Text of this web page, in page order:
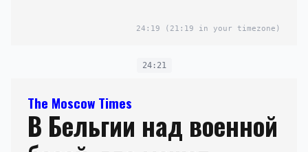
24:19 (21:19 in your timezone)
24:21
The Moscow Times
В Бельгии над военной